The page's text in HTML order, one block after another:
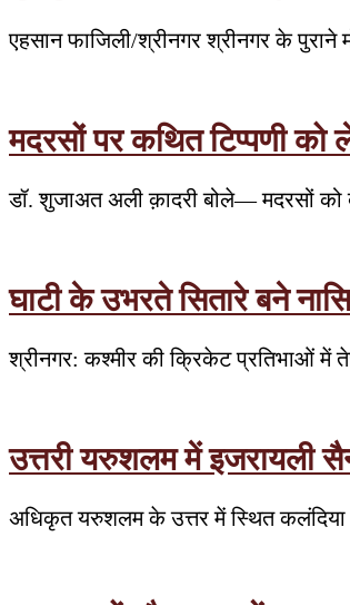
एहसान फाजिली/श्रीनगर श्रीनगर के
मदरसों पर कथित टिप्पणी को
डॉ. शुजाअत अली क़ादरी बोले— मदरसों को
घाटी के उभरते सितारे बने
श्रीनगर: कश्मीर की क्रिकेट प्रतिभाओं में
उत्तरी यरुशलम में इजरायली
अधिकृत यरुशलम के उत्तर में स्थित